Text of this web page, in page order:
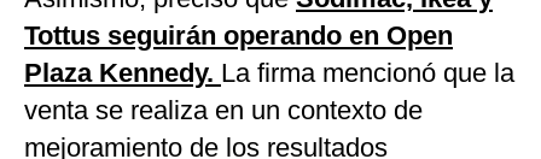
Tottus seguirán operando en Open
Plaza Kennedy. La firma mencionó que la
venta se realiza en un contexto de
mejoramiento de los resultados